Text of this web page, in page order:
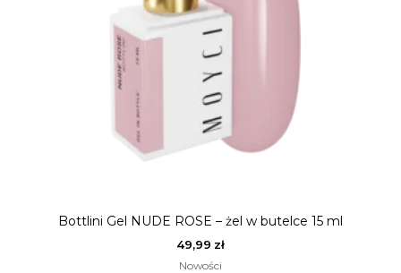
Bottlini Gel NUDE ROSE – żel w butelce 15 ml
49,99 zł
Nowości